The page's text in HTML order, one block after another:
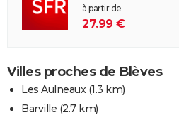
à partir de
27.99 €
Villes proches de Blèves
Les Aulneaux (1.3 km)
Barville (2.7 km)